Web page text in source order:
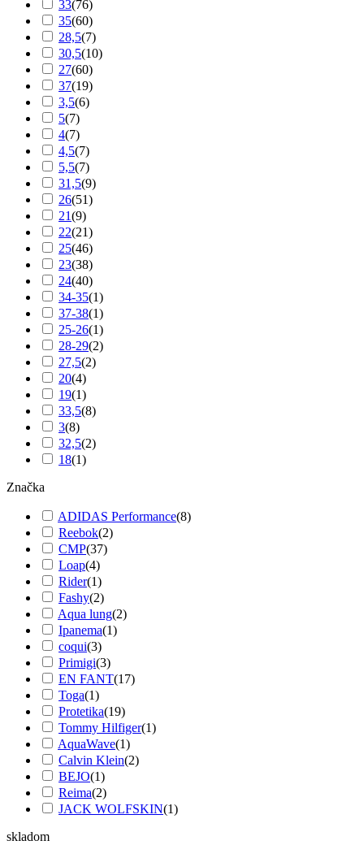
33(76)
35(60)
28,5(7)
30,5(10)
27(60)
37(19)
3,5(6)
5(7)
4(7)
4,5(7)
5,5(7)
31,5(9)
26(51)
21(9)
22(21)
25(46)
23(38)
24(40)
34-35(1)
37-38(1)
25-26(1)
28-29(2)
27,5(2)
20(4)
19(1)
33,5(8)
3(8)
32,5(2)
18(1)
Značka
ADIDAS Performance(8)
Reebok(2)
CMP(37)
Loap(4)
Rider(1)
Fashy(2)
Aqua lung(2)
Ipanema(1)
coqui(3)
Primigi(3)
EN FANT(17)
Toga(1)
Protetika(19)
Tommy Hilfiger(1)
AquaWave(1)
Calvin Klein(2)
BEJO(1)
Reima(2)
JACK WOLFSKIN(1)
skladom